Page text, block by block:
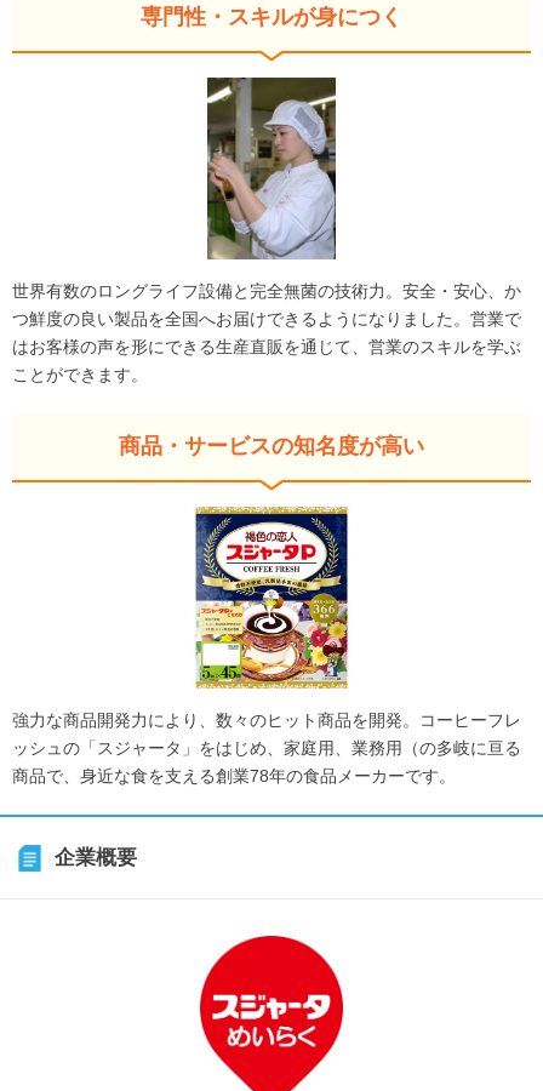
専門性・スキルが身につく
世界有数のロングライフ設備と完全無菌の技術力。安全・安心、か
つ鮮度の良い製品を全国へお届けできるようになりました。営業で
はお客様の声を形にできる生産直販を通じて、営業のスキルを学ぶ
ことができます。
商品・サービスの知名度が高い
強力な商品開発力により、数々のヒット商品を開発。コーヒーフレ
ッシュの「スジャータ」をはじめ、家庭用、業務用（の多岐に亘る
商品で、身近な食を支える創業78年の食品メーカーです。
企業概要